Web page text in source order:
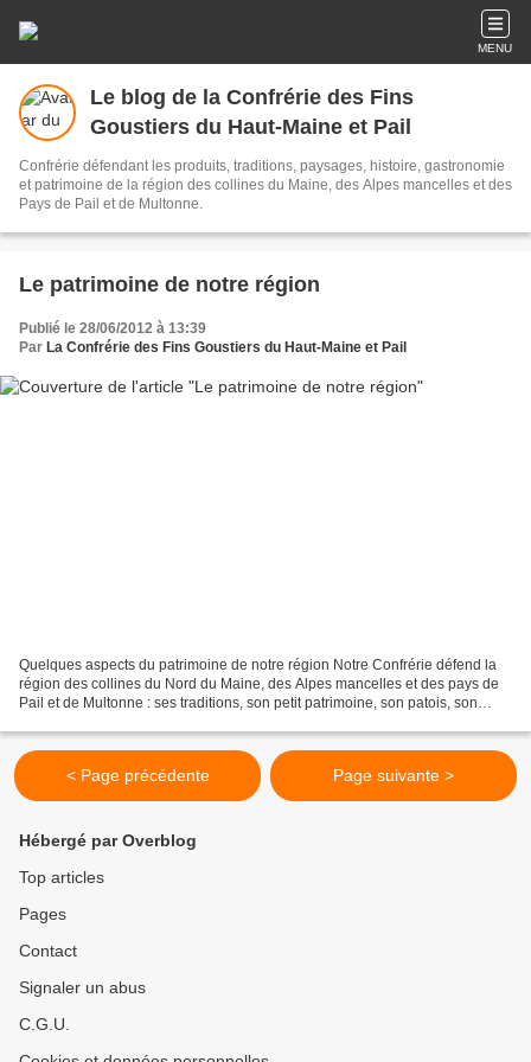
MENU
Le blog de la Confrérie des Fins
Goustiers du Haut-Maine et Pail
Confrérie défendant les produits, traditions, paysages, histoire, gastronomie
et patrimoine de la région des collines du Maine, des Alpes mancelles et des
Pays de Pail et de Multonne.
Le patrimoine de notre région
Publié le 28/06/2012 à 13:39
Par La Confrérie des Fins Goustiers du Haut-Maine et Pail
Quelques aspects du patrimoine de notre région Notre Confrérie défend la
région des collines du Nord du Maine, des Alpes mancelles et des pays de
Pail et de Multonne : ses traditions, son petit patrimoine, son patois, son
< Page précédente Page suivante >
Hébergé par Overblog
Top articles
Pages
Contact
Signaler un abus
C.G.U.